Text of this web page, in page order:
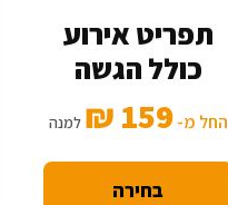
תפריט אירוע
כולל הגשה
החל מ-159 ₪ למנה
בחירה